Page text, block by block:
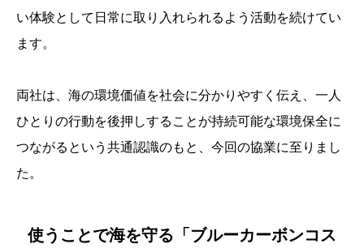
い体験として日常に取り入れられるよう活動を続けてい
ます。
両社は、海の環境価値を社会に分かりやすく伝え、一人
ひとりの行動を後押しすることが持続可能な環境保全に
つながるという共通認識のもと、今回の協業に至りまし
た。
使うことで海を守る「ブルーカーボンコス